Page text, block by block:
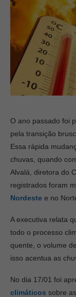
O ano passado foi
pela transição
Essa rápida
chuvas, quando
Alvalá, diretora do
registrados foram
Nordeste e no
A executiva relata
todo o processo
quente, o volume
isso acentua as
No dia 17/01 foi
climáticos sobre